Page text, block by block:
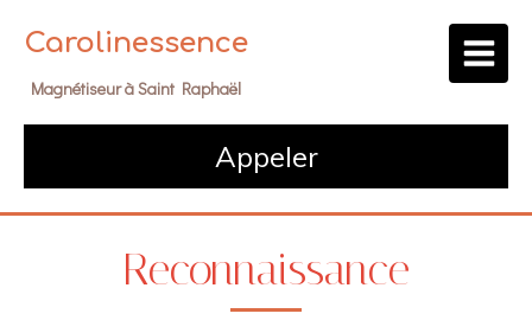
Carolinessence
Magnétiseur à Saint Raphaël
Appeler
Reconnaissance